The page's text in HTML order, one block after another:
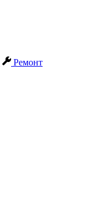
Ремонт